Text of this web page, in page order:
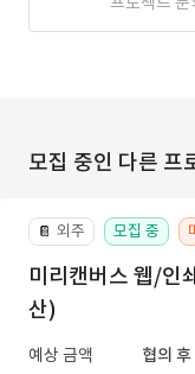
모집 중인 다른 프
📔 외주 모집 중
미리캔버스 웹/인
산)
예상 금액
협의